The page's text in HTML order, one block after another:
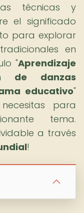
técnicas y
el significado
para explorar
en
"Aprendizaje
de danzas
educativo"
para
tema.
a través
!